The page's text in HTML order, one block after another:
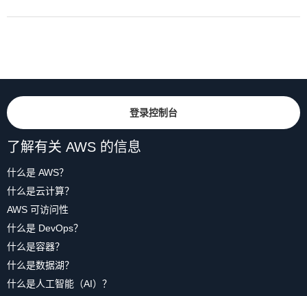
登录控制台
了解有关 AWS 的信息
什么是 AWS？
什么是云计算？
AWS 可访问性
什么是 DevOps？
什么是容器？
什么是数据湖？
什么是人工智能（AI）？